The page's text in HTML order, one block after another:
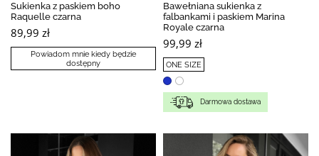
Sukienka z paskiem boho
Raquelle czarna
89,99 zł
Powiadom mnie kiedy będzie
dostępny
Bawełniana sukienka z
falbankami i paskiem Marina
Royale czarna
99,99 zł
ONE SIZE
Darmowa dostawa